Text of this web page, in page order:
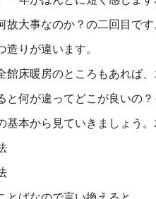
故大事なのか？の二回目で
造りが違います。
館床暖房のところもあれば
と何が違ってどこが良いの？
基本から見ていきましょう